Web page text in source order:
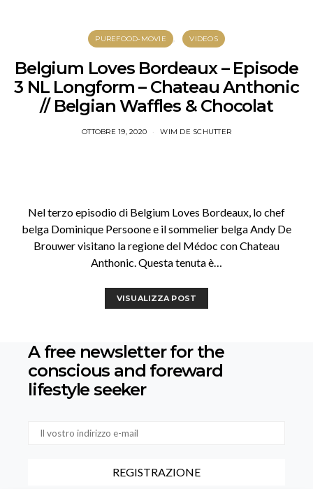
PUREFOOD-MOVIE VIDEOS
Belgium Loves Bordeaux – Episode
3 NL Longform – Chateau Anthonic
// Belgian Waffles & Chocolat
OTTOBRE 19, 2020 WIM DE SCHUTTER
Nel terzo episodio di Belgium Loves Bordeaux, lo chef
belga Dominique Persoone e il sommelier belga Andy De
Brouwer visitano la regione del Médoc con Chateau
Anthonic. Questa tenuta è…
VISUALIZZA POST
A free newsletter for the
conscious and foreward
lifestyle seeker